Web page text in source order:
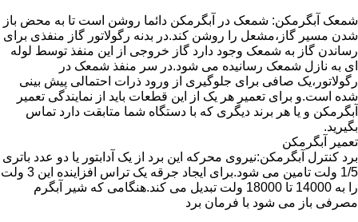
شمعک آبگرمکن: شمعک در آبگرمکن دائما روشن است تا به محض باز
شدن مسیر گاز،مشعل را روشن کند.در بدنه رگولاتور گاز منفذی برای
رساندن گاز به شمعک وجود دارد گاز خروجی از این منفذ توسط لوله
ای به نازل شمعک رسانیده می شود.در سر منفذ شمعک در
رگولاتور،یک صافی برای جلوگیری از ورود ذرات احتمالی پیش بینی
شده است.و برای تعمیر هر یک از این قطعات باید از نمایندگی تعمیر
آبگرمکن و یا هر برند دیگری که با دستگاه شما متابقت دارد تماس
بگیرید.
تعمیر آبگرمکن
برد کنترل آبگرمکن:نیروی محرکه این برد از یک آدابتور یا دو عدد باتری
1/5 ولت تامین می شود.برای ایجاد جرقه یک تراس افزاینده این 3 ولت
را به 14000 تا 18000 ولت تبدیل می کند.هنگامی که شیر آبگرم
مصرفی باز می شود با فرمان برد